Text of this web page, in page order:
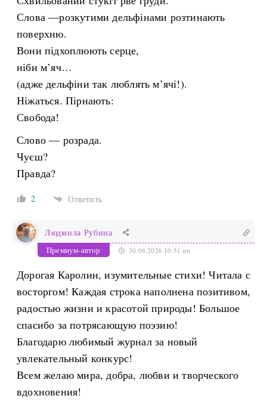
Слова —розкутими дельфінами розтинають
поверхню.
Вони підхоплюють серце,
ніби м’яч…
(адже дельфіни так люблять м’ячі!).
Ніжаться. Пірнають:
Свобода!
Слово — розрада.
Чуєш?
Правда?
2 Ответить
Людмила Рубина
Премиум-автор 30.06.2026 10:51 пп
Дорогая Каролин, изумительные стихи! Читала с
восторгом! Каждая строка наполнена позитивом,
радостью жизни и красотой природы! Большое
спасибо за потрясающую поэзию!
Благодарю любимый журнал за новый
увлекательный конкурс!
Всем желаю мира, добра, любви и творческого
вдохновения!